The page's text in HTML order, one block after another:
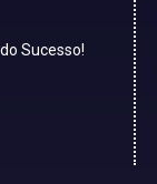
Sucesso!